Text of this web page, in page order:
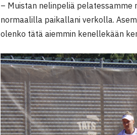
– Muistan nelinpeliä pelatessamme
normaalilla paikallani verkolla.
olenko tätä aiemmin kenellekään